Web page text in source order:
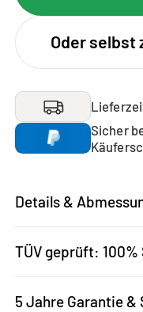
Oder selbst
Sicher
Details &
TÜV geprüft:
5 Jahre Garantie &